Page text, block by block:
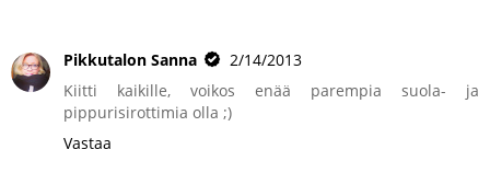
Pikkutalon Sanna
2/14/2013
Kiitti kaikille, voikos enää parempia suola- ja
pippurisirottimia olla ;)
Vastaa